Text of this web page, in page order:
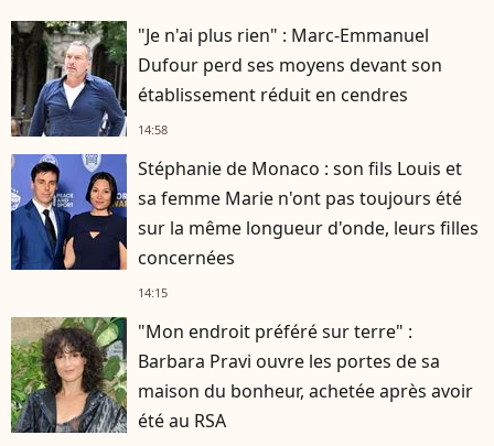
"Je n'ai plus rien" : Marc-Emmanuel
Dufour perd ses moyens devant son
établissement réduit en cendres
14:58
Stéphanie de Monaco : son fils Louis et
sa femme Marie n'ont pas toujours été
sur la même longueur d'onde, leurs filles
concernées
14:15
"Mon endroit préféré sur terre" :
Barbara Pravi ouvre les portes de sa
maison du bonheur, achetée après avoir
été au RSA